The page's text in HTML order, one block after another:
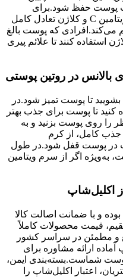
پوست حفظ شود.برای
پوست‌های نرمال یا مختلط، ترکیب ویتامین C و کلاژن تعادل کامل
می‌کند. افرادی که پوست بالغ
استفاده کنند تا علائم پیری
بالانس در روتین پوستی
بشویید تا پوست تمیز شود.در
کنید تا پوست برای جذب بهتر
را روی پوست بزنید و به
کامل، از کرم
در پوست قفل شود.در طول
به‌ویژه اگر از سرم ویتامین
اکلیل‌شاپ
و با ضمانت اصالت کالا
قیمت محصولات کاملاً
و مطمئن در سراسر کشور
آماده ارائه مشاوره برای
پوست شماست.بسته‌بندی ایمن،
اعتبار اکلیل‌شاپ را